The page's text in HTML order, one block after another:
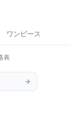
ワンピース
表